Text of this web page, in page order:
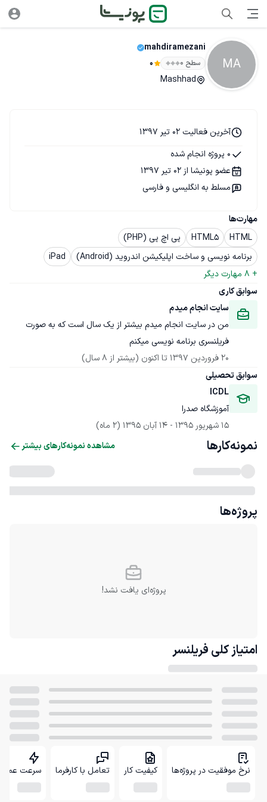
MA
mahdiramezani
سطح ۰ 0
Mashhad
مهارت‌ها
HTML
HTML5
پی اچ پی (PHP)
برنامه نویسی و ساخت اپلیکیشن اندروید (Android)
iPad
+
8 مهارت دیگر
سوابق کاری
سایت انجام میدم
من در سایت انجام میدم بیشتر از یک سال است که به صورت
فریلنسری برنامه نویسی میکنم
20 فروردین 1397
تا اکنون (بیشتر از 8 سال)
سوابق تحصیلی
ICDL
آموزشگاه صدرا
15 شهریور 1395
- 14 آبان 1395 (2 ماه)
آخرین فعالیت 02 تیر 1397
0 پروژه انجام شده
عضو پونیشا از 02 تیر 1397
مسلط به انگلیسی و فارسی
نمونه‌کارها مشاهده نمونه‌کارهای بیشتر
پروژه‌ها
پروژه‌ای یافت نشد!
امتیاز کلی فریلنسر
نرخ موفقیت در پروژه‌ها کیفیت کار تعامل با کارفرما سرعت عمل